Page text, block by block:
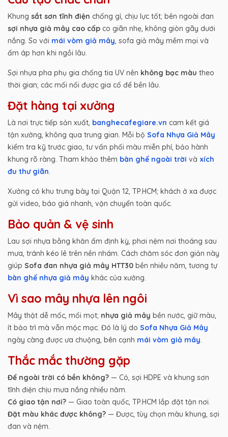
Khung sắt sơn tĩnh điện chống gỉ, chịu lực tốt; bên ngoài đan
sợi nhựa giả mây cao cấp co giãn nhẹ, không giòn gãy dưới
nắng. So với mái vòm giả mây , sofa giả mây mềm mại và
ấm áp hơn khi ngồi lâu.
Sợi nhựa pha phụ gia chống tia UV nên không bạc màu theo
thời gian; các mối nối được gia cố để bền lâu.
Đặt hàng tại xưởng
Là nơi trực tiếp sản xuất, banghecafegiare.vn cam kết giá
tận xưởng, không qua trung gian. Mỗi bộ Sofa Nhựa Giả Mây
kiểm tra kỹ trước giao, tư vấn phối màu miễn phí, bảo hành
khung rõ ràng. Tham khảo thêm bàn ghế ngoài trời và xích
đu thư giãn
Xưởng có khu trưng bày tại Quận 12, TP.HCM; khách ở xa được
gửi video, báo giá nhanh, vận chuyển toàn quốc.
Bảo quản & vệ sinh
Lau sợi nhựa bằng khăn ẩm định kỳ, phơi nệm nơi thoáng sau
mưa, tránh kéo lê trên nền nhám. Cách chăm sóc đơn giản này
giúp Sofa đan nhựa giả mây HTT30 bền nhiều năm, tương tự
bàn ghế nhựa giả mây khác của xưởng.
Vì sao mây nhựa lên ngôi
Mây thật dễ mốc, mối mọt; nhựa giả mây bền nước, giữ màu,
ít bảo trì mà vẫn mộc mạc. Đó là lý do Sofa Nhựa Giả Mây
ngày càng được ưa chuộng, bên cạnh mái vòm giả mây
Thắc mắc thường gặp
Để ngoài trời có bền không? — Có, sợi HDPE và khung sơn
tĩnh điện chịu mưa nắng nhiều năm.
Có giao tận nơi? — Giao toàn quốc, TP.HCM lắp đặt tận nơi.
Đặt màu khác được không? — Được, tùy chọn màu khung, sợi
đan và nệm.